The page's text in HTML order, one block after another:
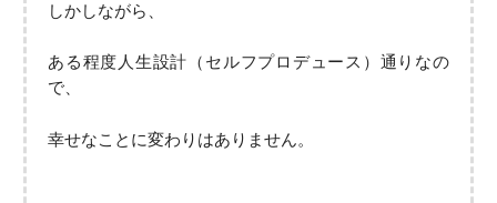
しかしながら、
ある程度人生設計（セルフプロデュース）通りなの
で、
幸せなことに変わりはありません。